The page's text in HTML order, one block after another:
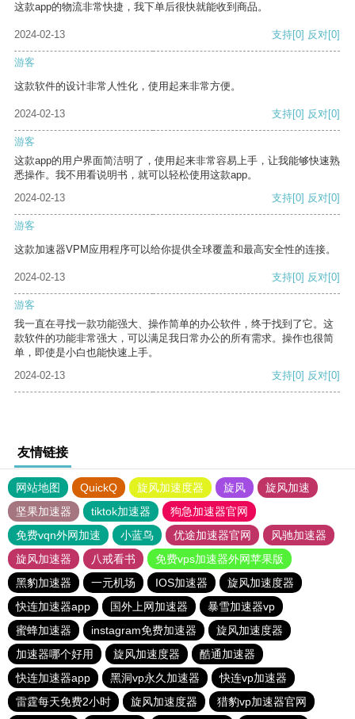
这款app的物流非常快捷，我下单后很快就能收到商品。
2024-02-13 支持[0] 反对[0]
游客
这款软件的设计非常人性化，使用起来非常方便。
2024-02-13 支持[0] 反对[0]
游客
这款app的用户界面简洁明了，使用起来非常容易上手，让我能够快速熟
悉操作。我不用看说明书，就可以轻松使用这款app。
2024-02-13
支持[0] 反对[0]
游客
这款加速器VPM应用程序可以给你提供全球覆盖和最高安全性的连接。
2024-02-13 支持[0] 反对[0]
游客
我一直在寻找一款功能强大、操作简单的办公软件，终于找到了它。这
款软件的功能非常强大，可以满足我日常办公的所有需求。操作也很简
单，即使是小白也能快速上手。
2024-02-13
支持[0] 反对[0]
友情链接
网站地图 QuickQ 旋风加速度器 旋风
旋风加速
坚果加速器
tiktok加速器
狗急加速器官网
免费vqn外网加速
小蓝鸟 优途加速器官网
风驰加速器
旋风加速器
八戒看书
免费vps加速器外网苹果版
黑豹加速器
一元机场 IOS加速器
旋风加速度器
快连加速器app
国外上网加速器
暴雪加速器vp
蜜蜂加速器
instagram免费加速器
旋风加速度器
加速器哪个好用
旋风加速度器
酷通加速器
快连加速器app
黑洞vp永久加速器
快连vp加速器
雷霆每天免费2小时
旋风加速度器 猎豹vp加速器官网